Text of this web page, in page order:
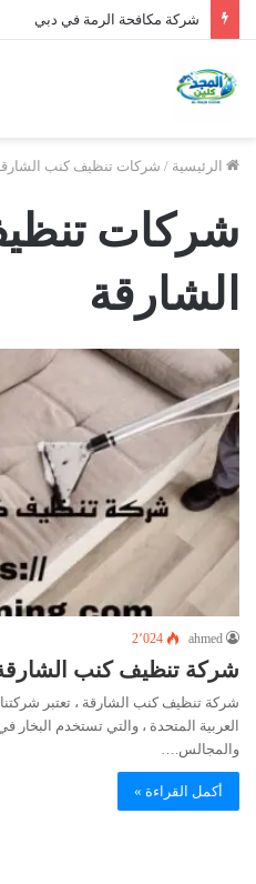
شركة مكافحة الرمة في دبي
الرئيسية / شركات تنظيف كنب
شركات
الشارقة
ahmed 2٬024
شركة تنظيف كنب الشارقة
شركة تنظيف كنب الشارقة ، تعتبر
العربية المتحدة ، والتي تستخدم
والمجالس.…
أكمل القراءة »